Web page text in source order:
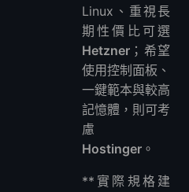
為什麼我推薦它
優點
缺點
3. Hetzner – 最佳預算性能選擇
為什麼我推薦它
優點
缺點
為什麼我推薦它
Linux、重視長
期性價比可選
Hetzner ；希望
使用控制面板、
一鍵範本與較高
記憶體，則可考
慮
Hostinger 。
**實際規格建